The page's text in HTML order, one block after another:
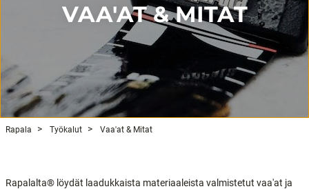
VAA'AT & MITAT
Rapala Työkalut Vaa'at & Mitat
Rapalalta® löydät laadukkaista materiaaleista valmistetut vaa'at ja